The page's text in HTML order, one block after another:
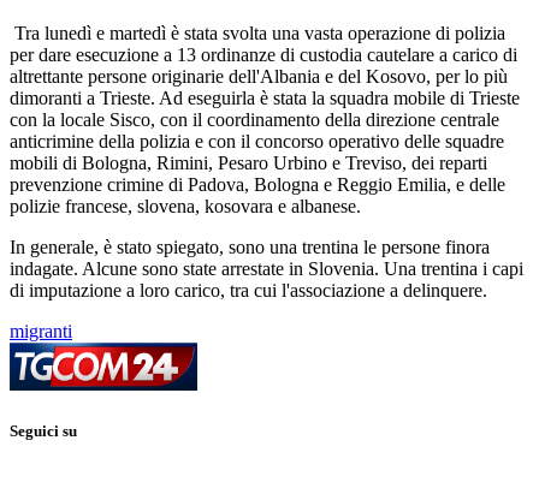
Tra lunedì e martedì è stata svolta una vasta operazione di polizia
per dare esecuzione a 13 ordinanze di custodia cautelare a carico di
altrettante persone originarie dell'Albania e del Kosovo, per lo più
dimoranti a Trieste. Ad eseguirla è stata la squadra mobile di Trieste
con la locale Sisco, con il coordinamento della direzione centrale
anticrimine della polizia e con il concorso operativo delle squadre
mobili di Bologna, Rimini, Pesaro Urbino e Treviso, dei reparti
prevenzione crimine di Padova, Bologna e Reggio Emilia, e delle
polizie francese, slovena, kosovara e albanese.
In generale, è stato spiegato, sono una trentina le persone finora
indagate. Alcune sono state arrestate in Slovenia. Una trentina i capi
di imputazione a loro carico, tra cui l'associazione a delinquere.
migranti
Seguici su